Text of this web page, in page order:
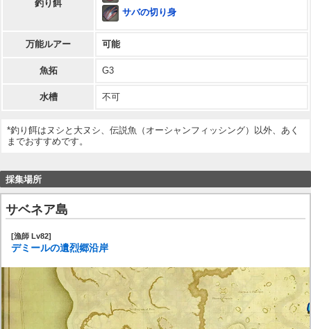
釣り餌
サバの切り身
万能ルアー 可能
魚拓 G3
水槽 不可
*釣り餌はヌシと大ヌシ、伝説魚（オーシャンフィッシング）以外、あく
までおすすめです。
採集場所
サベネア島
[漁師 Lv82]
デミールの遺烈郷沿岸